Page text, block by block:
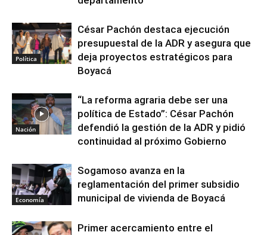
Política
César Pachón destaca ejecución
presupuestal de la ADR y asegura que
deja proyectos estratégicos para
Boyacá
Nación
“La reforma agraria debe ser una
política de Estado”: César Pachón
defendió la gestión de la ADR y pidió
continuidad al próximo Gobierno
Economía
Sogamoso avanza en la
reglamentación del primer subsidio
municipal de vivienda de Boyacá
Primer acercamiento entre el